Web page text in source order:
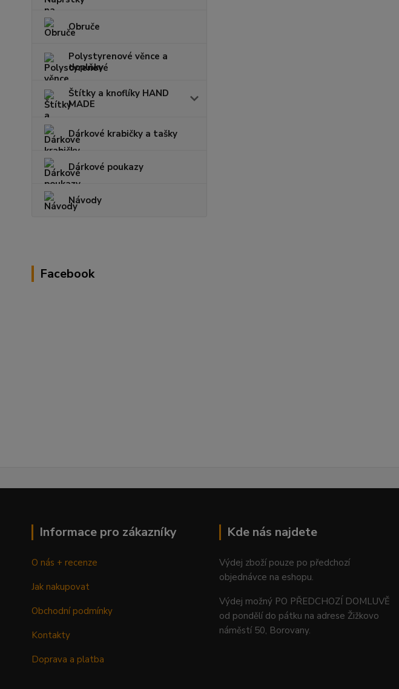
Obruče
Polystyrenové věnce a
doplňky
Štítky a knoflíky HAND
MADE
Dárkové krabičky a tašky
Dárkové poukazy
Návody
Facebook
Informace pro zákazníky
O nás + recenze
Jak nakupovat
Obchodní podmínky
Kontakty
Doprava a platba
Kde nás najdete
Výdej zboží pouze po předchozí
objednávce na eshopu.
Výdej možný PO PŘEDCHOZÍ DOMLUVĚ
od pondělí do pátku na adrese Žižkovo
náměstí 50, Borovany.